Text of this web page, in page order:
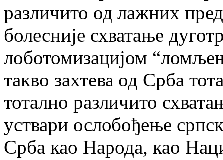
различито од лажних
болесније схватање
лоботомизацијом
такво захтева од Срба
тотално различито
уствари ослобођење
Срба као Народа, као